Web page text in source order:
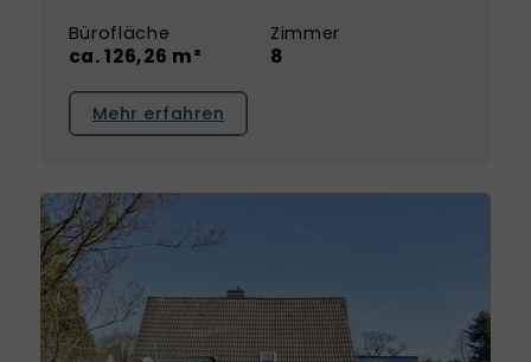
Bürofläche
ca. 126,26 m²
Zimmer
8
Mehr erfahren